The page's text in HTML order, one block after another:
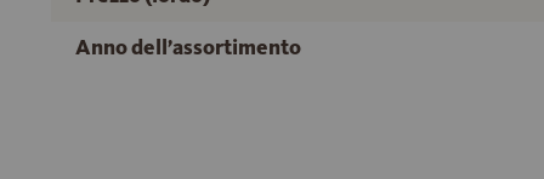
Anno dell’assortimento